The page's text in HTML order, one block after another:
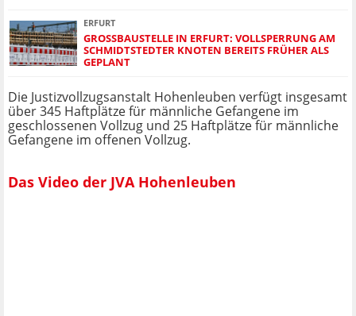
ERFURT
GROSSBAUSTELLE IN ERFURT: VOLLSPERRUNG AM S
CHMIDTSTEDTER KNOTEN BEREITS FRÜHER ALS G
EPLANT
Die Justizvollzugsanstalt Hohenleuben verfügt insgesamt
über 345 Haftplätze für männliche Gefangene im
geschlossenen Vollzug und 25 Haftplätze für männliche
Gefangene im offenen Vollzug.
Das Video der JVA Hohenleuben